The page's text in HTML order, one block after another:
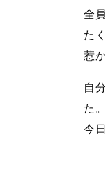
全
た
惹
自
た。
今